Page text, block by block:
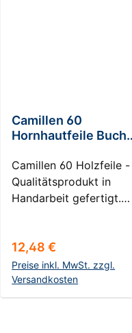
5 von 5 Sternen
Camillen 60
Hornhautfeile
Camillen 60 Holzfeile -
Qualitätsprodukt in
Handarbeit gefertigt.
Regulärer Preis:
12,48 €
Preise inkl. MwSt. zzgl.
Versandkosten